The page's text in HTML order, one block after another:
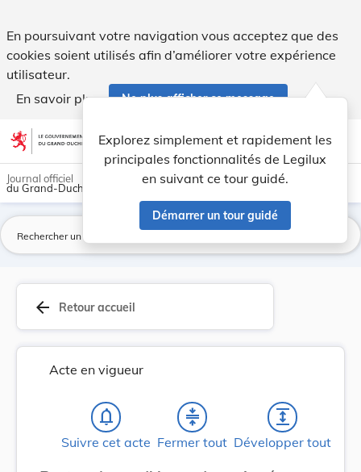
En poursuivant votre navigation vous acceptez que des
cookies soient utilisés afin d’améliorer votre expérience
utilisateur.
En savoir plus
Ne plus afficher ce message
Aller au contenu account_circle help Aide
Explorez simplement et rapidement les
principales fonctionnalités de Legilux
en suivant ce tour guidé.
Démarrer un tour guidé
light_mode dark_mode
Journal officiel
du Grand-Duché de Luxembourg
arrow_back Retour accueil
Acte en vigueur
notifications_none
Suivre cet acte
compress
Fermer tout
expand
Développer tout